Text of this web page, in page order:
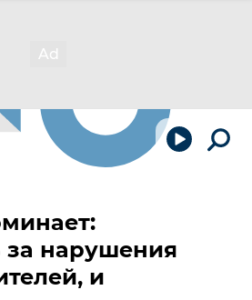
нарушения
и